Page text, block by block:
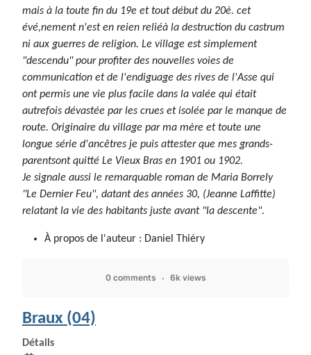
mais à la toute fin du 19e et tout début du 20è. cet
évé,nement n'est en reien reliéà la destruction du castrum
ni aux guerres de religion. Le village est simplement
"descendu" pour profiter des nouvelles voies de
communication et de l'endiguage des rives de l'Asse qui
ont permis une vie plus facile dans la valée qui était
autrefois dévastée par les crues et isolée par le manque de
route. Originaire du village par ma mère et toute une
longue série d'ancêtres je puis attester que mes grands-
parentsont quitté Le Vieux Bras en 1901 ou 1902.
Je signale aussi le remarquable roman de Maria Borrely
"Le Dernier Feu", datant des années 30, (Jeanne Laffitte)
relatant la vie des habitants juste avant "la descente".
À propos de l'auteur : Daniel Thiéry
0 comments 6k views
Braux (04)
Détails